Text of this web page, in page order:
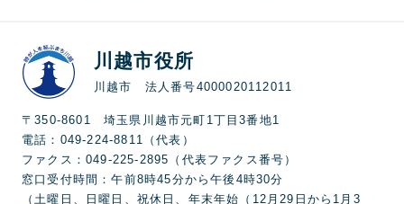
川越市役所
川越市 法人番号4000020112011
〒350-8601 埼玉県川越市元町1丁目3番地1
電話：049-224-8811（代表）
ファクス：049-225-2895（代表ファクス番号）
窓口受付時間：午前8時45分から午後4時30分
（土曜日、日曜日、祝休日、年末年始（12月29日から1月3